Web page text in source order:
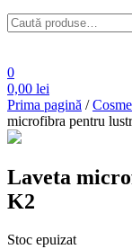
Caută
după:
0
0,00 lei
Prima pagină /
microfibra pentru
Laveta
K2
Stoc epuizat